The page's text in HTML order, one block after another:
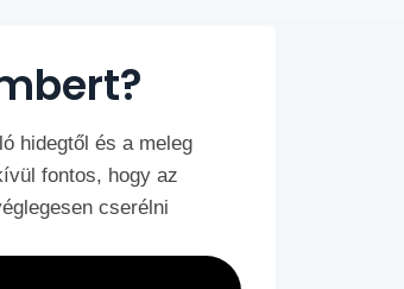
hidegtől és a meleg
fontos, hogy az
cserélni